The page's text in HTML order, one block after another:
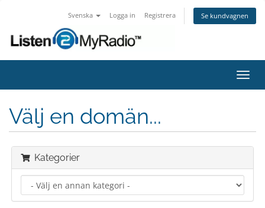
Svenska Logga in Registrera Se kundvagnen
Växla
Välj en domän...
Kategorier